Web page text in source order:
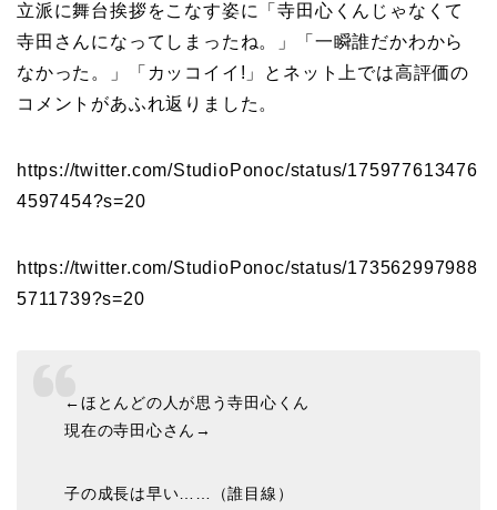
立派に舞台挨拶をこなす姿に「寺田心くんじゃなくて
寺田さんになってしまったね。」「一瞬誰だかわから
なかった。」「カッコイイ!」とネット上では高評価の
コメントがあふれ返りました。
https://twitter.com/StudioPonoc/status/175977613476
4597454?s=20
https://twitter.com/StudioPonoc/status/173562997988
5711739?s=20
←ほとんどの人が思う寺田心くん
現在の寺田心さん→
子の成長は早い……（誰目線）